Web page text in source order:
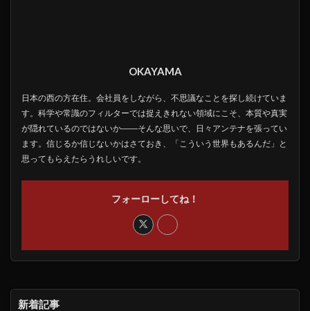
OKAYAMA
日本の西の方在住。会社員をしながら、不思議なことを探し続けていま
す。科学や常識のフィルターでは捉えきれない領域にこそ、本質や真実
が隠れているのではないか――そんな思いで、日々アンテナを張ってい
ます。信じるか信じないかはさておき、「こういう世界もあるんだ」と
思ってもらえたらうれしいです。
フォーローしてね！
新着記事